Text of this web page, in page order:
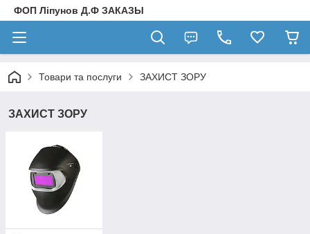
ФОП Ліпунов Д.Ф ЗАКАЗЫ
Товари та послуги ЗАХИСТ ЗОРУ
ЗАХИСТ ЗОРУ